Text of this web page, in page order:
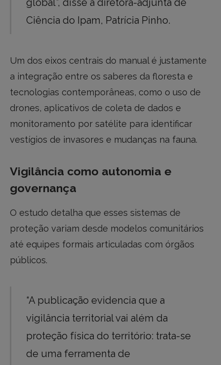
global”, disse a diretora-adjunta de
Ciência do Ipam, Patrícia Pinho.
Um dos eixos centrais do manual é justamente
a integração entre os saberes da floresta e
tecnologias contemporâneas, como o uso de
drones, aplicativos de coleta de dados e
monitoramento por satélite para identificar
vestígios de invasores e mudanças na fauna.
Vigilância como autonomia e
governança
O estudo detalha que esses sistemas de
proteção variam desde modelos comunitários
até equipes formais articuladas com órgãos
públicos.
“A publicação evidencia que a
vigilância territorial vai além da
proteção física do território: trata-se
de uma ferramenta de